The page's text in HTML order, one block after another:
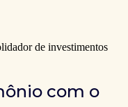
com o